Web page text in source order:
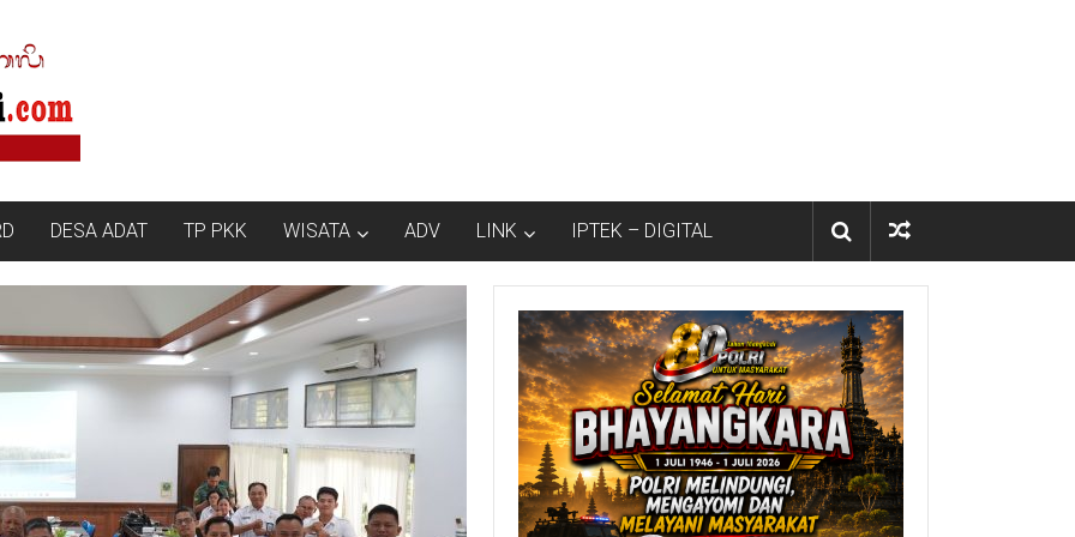
DESA ADAT TP PKK WISATA ADV LINK IPTEK – DIGITAL